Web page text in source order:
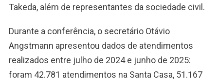
Takeda, além de representantes da sociedade civil.
Durante a conferência, o secretário Otávio
Angstmann apresentou dados de atendimentos
realizados entre julho de 2024 e junho de 2025:
foram 42.781 atendimentos na Santa Casa, 51.167